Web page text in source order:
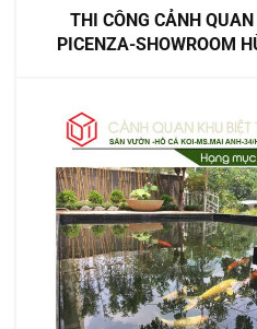
THI CÔNG CẢNH
PICENZA-SHOWROOM